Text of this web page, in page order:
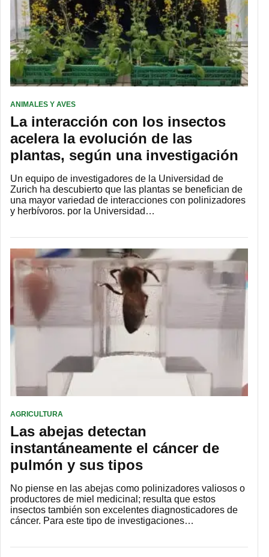
ANIMALES Y AVES
La interacción con los insectos
acelera la evolución de las
plantas, según una investigación
Un equipo de investigadores de la Universidad de
Zurich ha descubierto que las plantas se benefician de
una mayor variedad de interacciones con polinizadores
y herbívoros. por la Universidad…
AGRICULTURA
Las abejas detectan
instantáneamente el cáncer de
pulmón y sus tipos
No piense en las abejas como polinizadores valiosos o
productores de miel medicinal; resulta que estos
insectos también son excelentes diagnosticadores de
cáncer. Para este tipo de investigaciones…